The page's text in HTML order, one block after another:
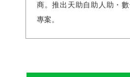
商。推出天助自助人助・
專案。